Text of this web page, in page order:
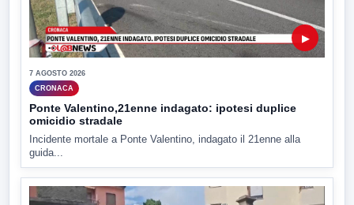
▶
7 AGOSTO 2026
CRONACA
Ponte Valentino,21enne indagato: ipotesi duplice
omicidio stradale
Incidente mortale a Ponte Valentino, indagato il 21enne alla
guida...